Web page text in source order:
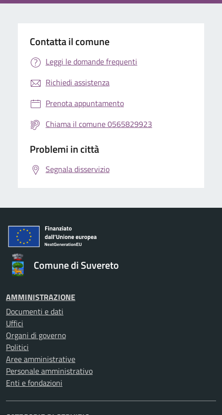
Contatta il comune
Leggi le domande frequenti
Richiedi assistenza
Prenota appuntamento
Chiama il comune 0565829923
Problemi in città
Segnala disservizio
Comune di Suvereto
AMMINISTRAZIONE
Documenti e dati
Uffici
Organi di governo
Politici
Aree amministrative
Personale amministrativo
Enti e fondazioni